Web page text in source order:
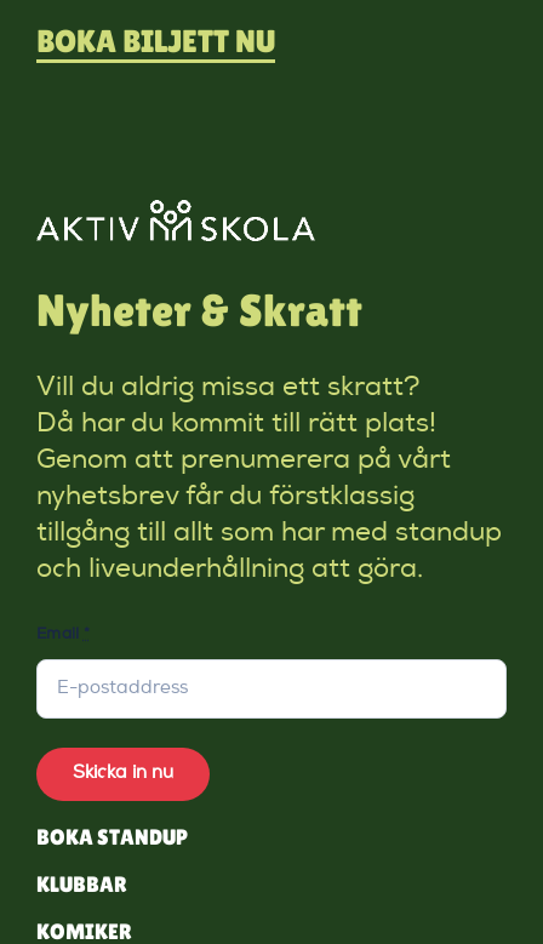
BOKA BILJETT NU
Nyheter & Skratt
Vill du aldrig missa ett skratt?
Då har du kommit till rätt plats!
Genom att prenumerera på vårt
nyhetsbrev får du förstklassig
tillgång till allt som har med standup
och liveunderhållning att göra.
Email *
Skicka in nu
BOKA STANDUP
KLUBBAR
KOMIKER